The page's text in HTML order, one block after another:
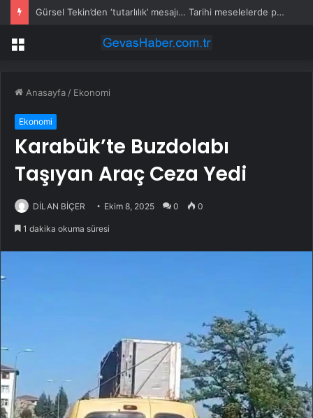
Gürsel Tekin’den ‘tutarlılık’ mesajı… Tarihi meselelerde pusula net olmalı
Menü
Anasayfa / Ekonomi
Ekonomi
Karabük’te Buzdolabı
Taşıyan Araç Ceza Yedi
DİLAN BİÇER Ekim 8, 2025 0 0
1 dakika okuma süresi